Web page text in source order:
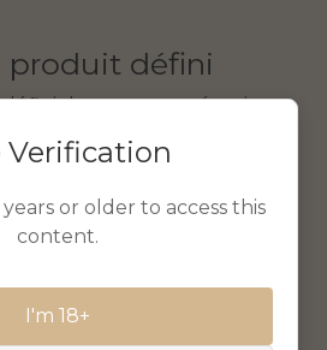
produit défini
dans cette catégorie.
Verification
or older to access this
content.
I'm 18+